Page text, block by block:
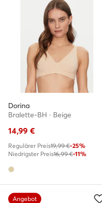
Dorina
Bralette-BH · Beige
14,99 €
Regulärer Preis19,99 €-25%
Niedrigster Preis16,99 €-11%
Angebot